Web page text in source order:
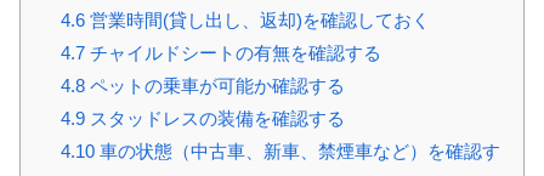
4.6営業時間(貸し出し、返却)を確認しておく
4.7チャイルドシートの有無を確認する
4.8ペットの乗車が可能か確認する
4.9スタッドレスの装備を確認する
4.10車の状態（中古車、新車、禁煙車など）を確認す